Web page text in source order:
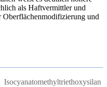
als Haftvermittler und
Oberflächenmodifizierung und
Isocyanatomethyltriethoxysilan